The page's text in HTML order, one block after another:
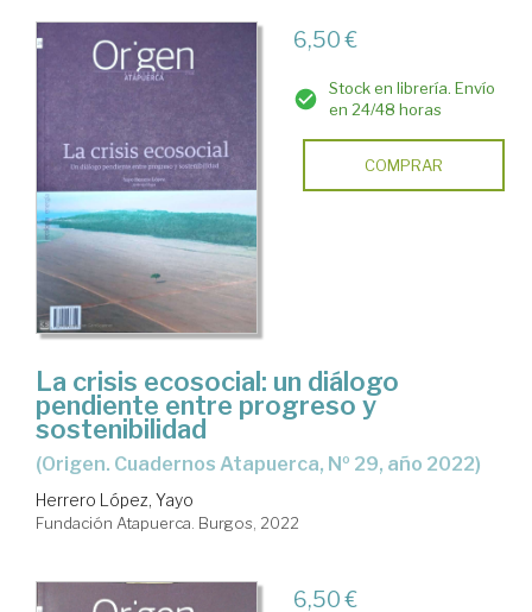
6,50 €
Stock en librería. Envío
en 24/48 horas
COMPRAR
La crisis ecosocial: un diálogo
pendiente entre progreso y
sostenibilidad
(Origen. Cuadernos Atapuerca, Nº 29, año 2022)
Herrero López, Yayo
Fundación Atapuerca. Burgos, 2022
6,50 €